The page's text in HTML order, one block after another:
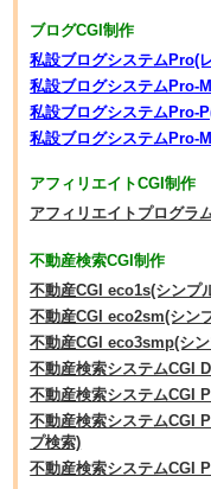
ブログCGI制作
私設ブログシステムPro(
私設ブログシステムPro-
私設ブログシステムPro-
私設ブログシステムPro-
アフィリエイトCGI制作
アフィリエイトプログラ
不動産検索CGI制作
不動産CGI eco1s(シンプ
不動産CGI eco2sm(シン
不動産CGI eco3smp(シ
不動産検索システムCGI
不動産検索システムCGI
不動産検索システムCGI
プ検索)
不動産検索システムCGI